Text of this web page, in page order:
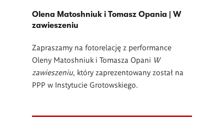
Olena Matoshniuk i Tomasz Opania | W
zawieszeniu
Zapraszamy na fotorelację z performance
Oleny Matoshniuk i Tomasza Opani W
zawieszeniu, który zaprezentowany został na
PPP w Instytucie Grotowskiego.